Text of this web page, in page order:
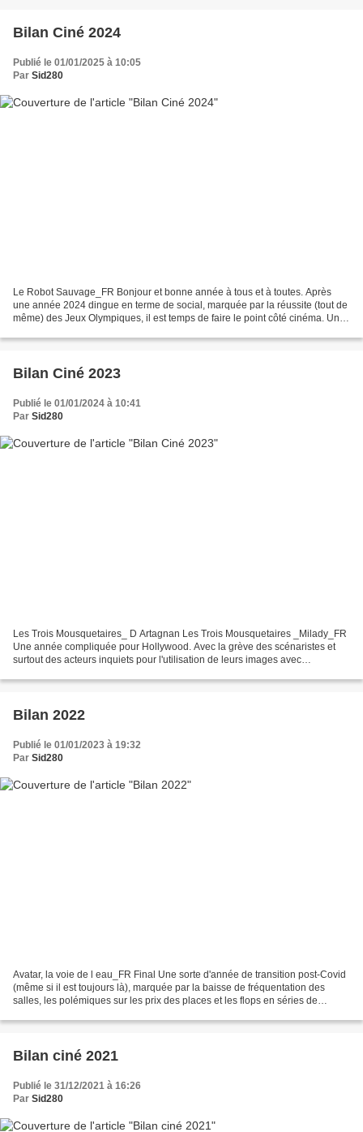
Bilan Ciné 2024
Publié le 01/01/2025 à 10:05
Par Sid280
Le Robot Sauvage_FR Bonjour et bonne année à tous et à toutes. Après
une année 2024 dingue en terme de social, marquée par la réussite (tout de
même) des Jeux Olympiques, il est temps de faire le point côté cinéma. Une
Bilan Ciné 2023
Publié le 01/01/2024 à 10:41
Par Sid280
Les Trois Mousquetaires_ D Artagnan Les Trois Mousquetaires _Milady_FR
Une année compliquée pour Hollywood. Avec la grève des scénaristes et
surtout des acteurs inquiets pour l'utilisation de leurs images avec
Bilan 2022
Publié le 01/01/2023 à 19:32
Par Sid280
Avatar, la voie de l eau_FR Final Une sorte d'année de transition post-Covid
(même si il est toujours là), marquée par la baisse de fréquentation des
salles, les polémiques sur les prix des places et les flops en séries de
Bilan ciné 2021
Publié le 31/12/2021 à 16:26
Par Sid280